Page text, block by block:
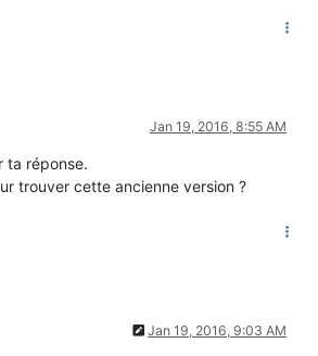
Jan 19, 2016, 8:55 AM
ta réponse.
trouver cette ancienne version ?
Jan 19, 2016, 9:03 AM